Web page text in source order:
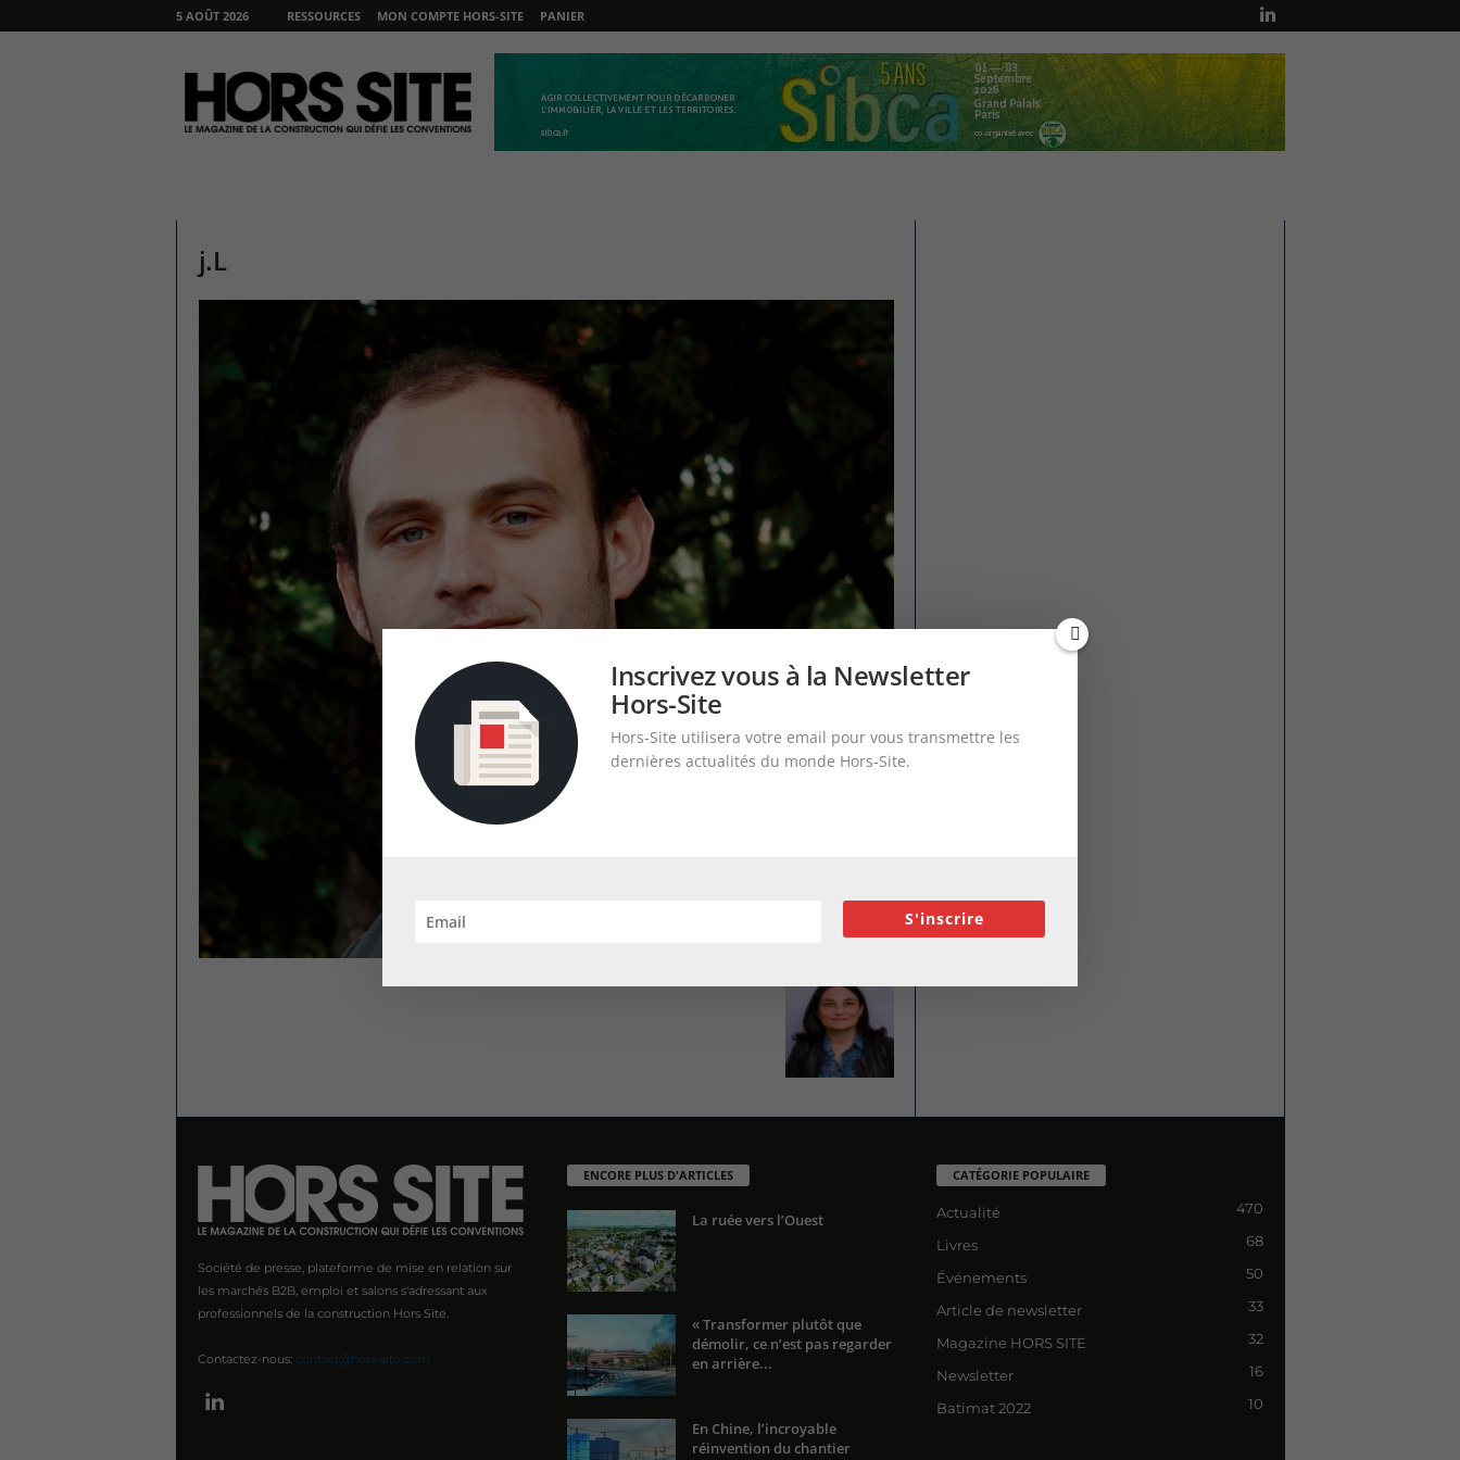
5 AOÛT 2026 RESSOURCES MON COMPTE HORS-SITE PANIER
O
j.L
Société de presse, plateforme de mise en relation sur
les marchés B2B, emploi et salons s'adressant aux
professionnels de la construction Hors Site.
Contactez-nous: contact@hors-site.com
ENCORE PLUS D'ARTICLES
La ruée vers l’Ouest
« Transformer plutôt que
démolir, ce n’est pas regarder
en arrière...
En Chine, l’incroyable
réinvention du chantier
CATÉGORIE POPULAIRE
Actualité 470
Livres 68
Événements 50
Article de newsletter 33
Magazine HORS SITE 32
Newsletter 16
Batimat 2022 10
Inscrivez vous à la Newsletter
Hors-Site
Hors-Site utilisera votre email pour vous transmettre les
dernières actualités du monde Hors-Site.
S'inscrire